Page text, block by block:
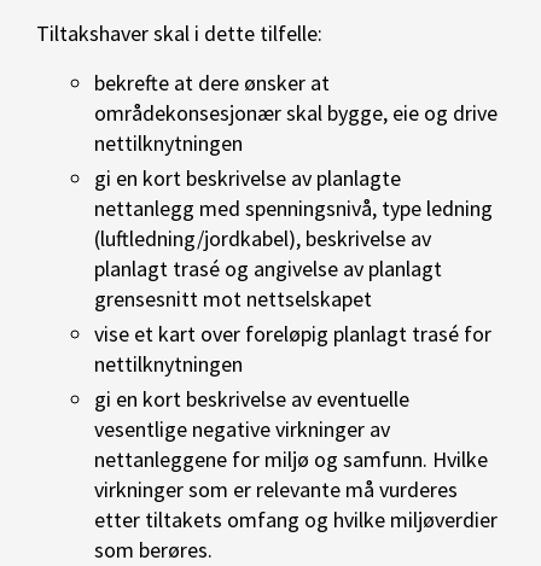
Tiltakshaver skal i dette tilfelle:
bekrefte at dere ønsker at
områdekonsesjonær skal bygge, eie og drive
nettilknytningen
gi en kort beskrivelse av planlagte
nettanlegg med spenningsnivå, type ledning
(luftledning/jordkabel), beskrivelse av
planlagt trasé og angivelse av planlagt
grensesnitt mot nettselskapet
vise et kart over foreløpig planlagt trasé for
nettilknytningen
gi en kort beskrivelse av eventuelle
vesentlige negative virkninger av
nettanleggene for miljø og samfunn. Hvilke
virkninger som er relevante må vurderes
etter tiltakets omfang og hvilke miljøverdier
som berøres.